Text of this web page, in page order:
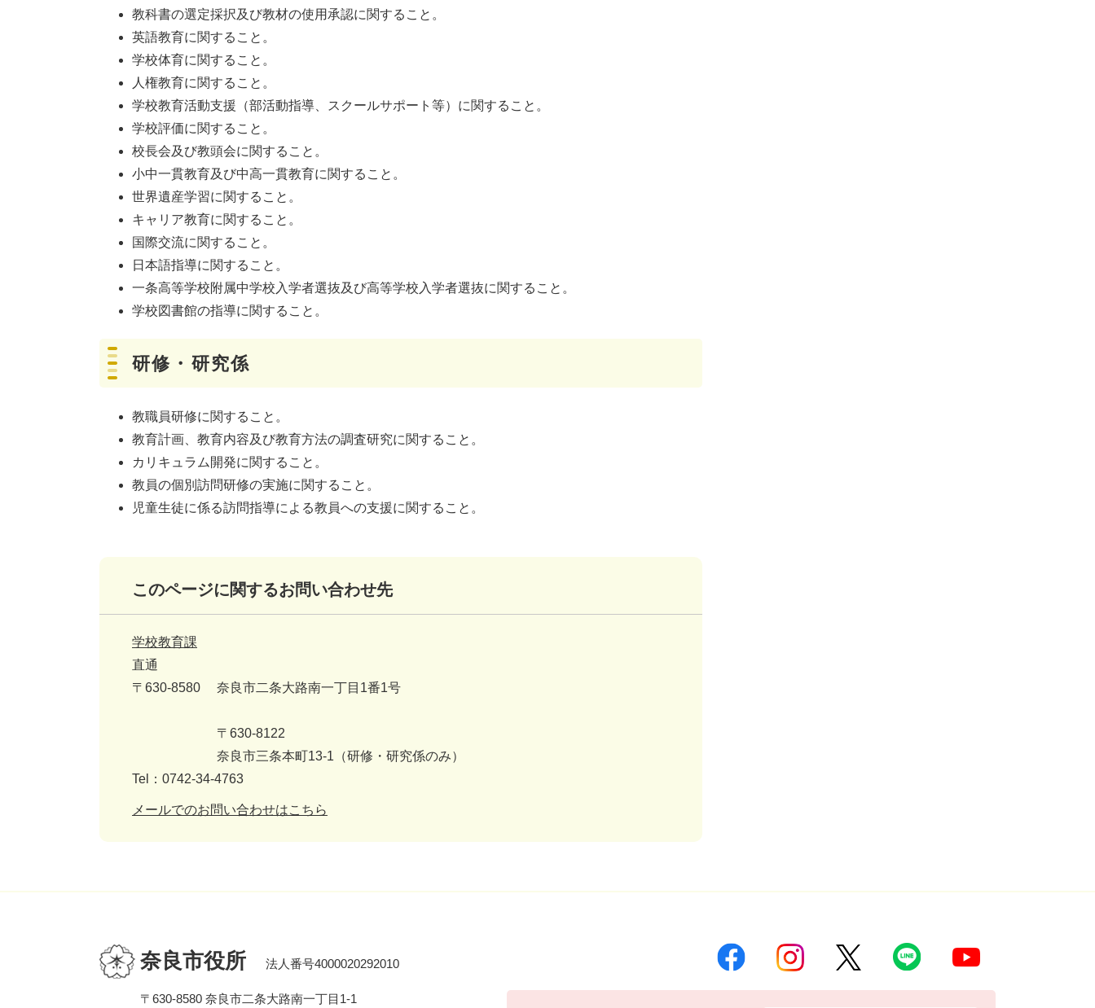
教科書の選定採択及び教材の使用承認に関すること。
英語教育に関すること。
学校体育に関すること。
人権教育に関すること。
学校教育活動支援（部活動指導、スクールサポート等）に関すること。
学校評価に関すること。
校長会及び教頭会に関すること。
小中一貫教育及び中高一貫教育に関すること。
世界遺産学習に関すること。
キャリア教育に関すること。
国際交流に関すること。
日本語指導に関すること。
一条高等学校附属中学校入学者選抜及び高等学校入学者選抜に関すること。
学校図書館の指導に関すること。
研修・研究係
教職員研修に関すること。
教育計画、教育内容及び教育方法の調査研究に関すること。
カリキュラム開発に関すること。
教員の個別訪問研修の実施に関すること。
児童生徒に係る訪問指導による教員への支援に関すること。
このページに関するお問い合わせ先
学校教育課
直通
〒630-8580
奈良市二条大路南一丁目1番1号
〒630-8122
奈良市三条本町13-1（研修・研究係のみ）
Tel：0742-34-4763
メールでのお問い合わせはこちら
奈良市役所 法人番号4000020292010
〒630-8580 奈良市二条大路南一丁目1-1